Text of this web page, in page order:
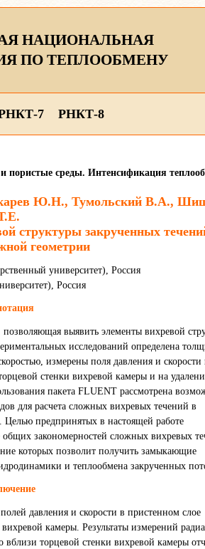
НАЦИОНАЛЬНАЯ
ПО ТЕПЛООБМЕНУ
7 РНКТ-8
среды. Интенсификация
Ю.Н., Тумольский В.А.,
структуры закрученных
геометрии
университет), Россия
Россия
выявить элементы вихревой
исследований определена
измерены поля давления и скорости
стенки вихревой камеры и на
пакета FLUENT рассмотрена
для расчета сложных вихревых течений в
Целью предпринятых в настоящей работе
общих закономерностей сложных вихревых
которых позволит получить замыкающие
и теплообмена закрученных
давления и скорости в пристенном слое
камеры. Результаты измерений
торцевой стенки вихревой камеры